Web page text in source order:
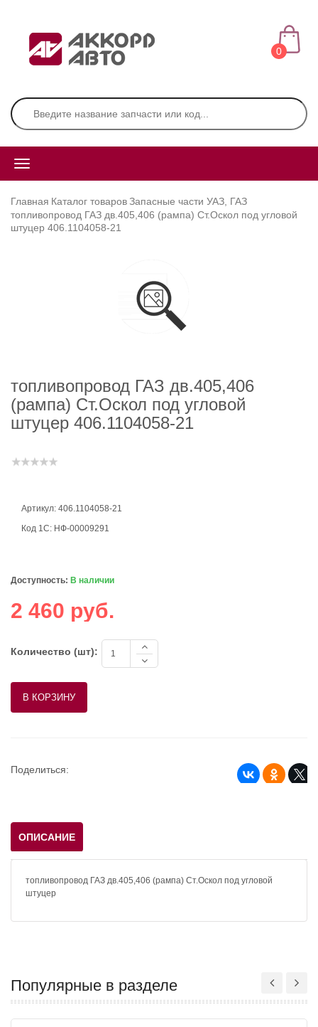
0
Главная Каталог товаровЗапасные части УАЗ, ГАЗ
топливопровод ГАЗ дв.405,406 (рампа) Ст.Оскол под угловой
штуцер 406.1104058-21
топливопровод ГАЗ дв.405,406
(рампа) Ст.Оскол под угловой
штуцер 406.1104058-21
Артикул: 406.1104058-21
Код 1С: НФ-00009291
Доступность: В наличии
2 460 руб.
Количество (шт):
Поделиться:
ОПИСАНИЕ
топливопровод ГАЗ дв.405,406 (рампа) Ст.Оскол под угловой
штуцер
Популярные в разделе